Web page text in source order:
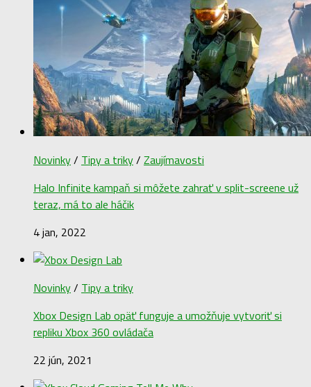
Novinky/ Tipy a triky/ Zaujímavosti
Halo Infinite kampaň si môžete zahrať v split-screene už
teraz, má to ale háčik
4 jan, 2022
Novinky/ Tipy a triky
Xbox Design Lab opäť funguje a umožňuje vytvoriť si
repliku Xbox 360 ovládača
22 jún, 2021